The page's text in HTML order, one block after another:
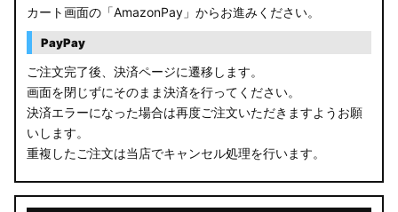
カート画面の「AmazonPay」からお進みください。
PayPay
ご注文完了後、決済ページに遷移します。
画面を閉じずにそのまま決済を行ってください。
決済エラーになった場合は再度ご注文いただきますようお願
いします。
重複したご注文は当店でキャンセル処理を行います。